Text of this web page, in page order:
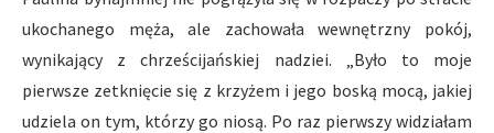
ukochanego męża, ale zachowała wewnętrzny pokój,
wynikający z chrześcijańskiej nadziei. „Było to moje
pierwsze zetknięcie się z krzyżem i jego boską mocą, jakiej
udziela on tym, którzy go niosą. Po raz pierwszy widziałam